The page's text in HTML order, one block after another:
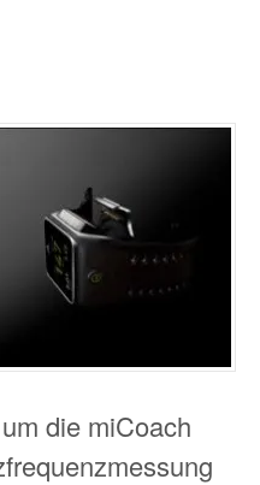
die miCoach